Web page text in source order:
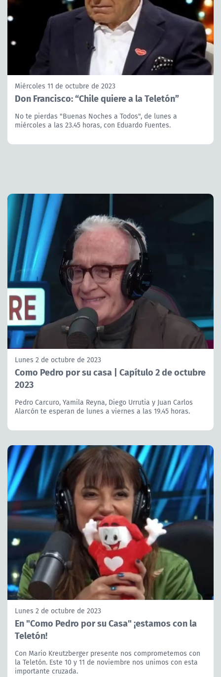
Miércoles 11 de octubre de 2023
Don Francisco: “Chile quiere a la Teletón”
No te pierdas "Buenas Noches a Todos", de lunes a
miércoles a las 23.45 horas, con Eduardo Fuentes.
Lunes 2 de octubre de 2023
Como Pedro por su casa | Capítulo 2 de octubre
2023
Pedro Carcuro, Yamila Reyna, Diego Urrutia y Juan Carlos
Alarcón te esperan de lunes a viernes a las 19.45 horas.
Lunes 2 de octubre de 2023
En "Como Pedro por su Casa" ¡estamos con la
Teletón!
Con Mario Kreutzberger presente nos comprometemos con
la Teletón. Este 10 y 11 de noviembre nos unimos con esta
importante cruzada.